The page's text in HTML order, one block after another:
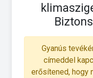
Gyanús
címeddel
erősítened, hogy